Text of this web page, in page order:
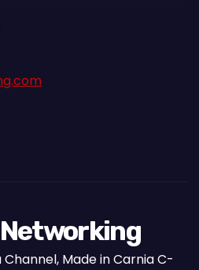
Channel, Made in Carnia C-